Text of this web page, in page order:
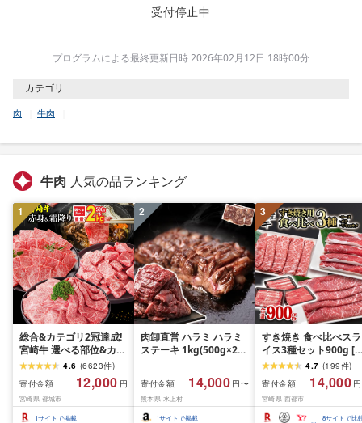
受付停止中
プログラムによる最終更新日時 2026年02月12日 18時00分
カテゴリ
肉 牛肉
牛肉 人気の品ランキング
1
総合&カテゴリ2冠達成!
宮崎牛 選べる部位&カッ
ト (赤身&霜降り)or(赤身
のみ) 500g 1kg 2kg[発
送時期が選べる] 牛肉 焼
肉 すき焼き しゃぶしゃ
ぶ ステーキ ギフト お中
4.6 (6623件)
寄付金額
12,000 円
宮崎県 都城市
1サイトで掲載
2
肉卸直営 ハラミ ハラミ
ステーキ 1kg(500g×2パ
らみ 牛はらみ 厚切りハ
ラミ 肉 牛肉 [肉卸厳選
究極の多汁感 極厚ハラ
ミステーキ1kg] (1kg, 1,
寄付金額 14,000 円〜
熊本県 水上村
1サイトで掲載
3
すき焼き 食べ比べスラ
イス3種セット900g [
ランプリ受賞]小分け
ース バラ モモorカタ
肉 鉄板焼肉 焼きしゃ
すき焼き肉 [14-10a]
ーター続出!! 肉ランキ
4.7 (199件)
寄付金額
14,000
宮崎県 西都市
8サイトで比